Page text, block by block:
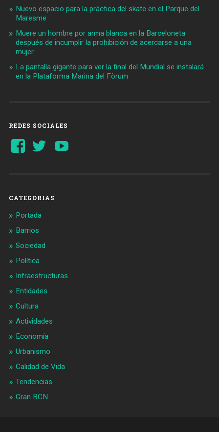
Nuevo espacio para la práctica del skate en el Parque del
Maresme
Muere un hombre por arma blanca en la Barceloneta
después de incumplir la prohibición de acercarse a una
mujer
La pantalla gigante para ver la final del Mundial se instalará
en la Plataforma Marina del Fòrum
REDES SOCIALES
Ver
perfil
Ver
perfil
CATEGORIAS
Portada
Barrios
Sociedad
Política
Infraestructuras
Entidades
Cultura
Actividades
Economía
Urbanismo
Calidad de Vida
Tendencias
Gran BCN